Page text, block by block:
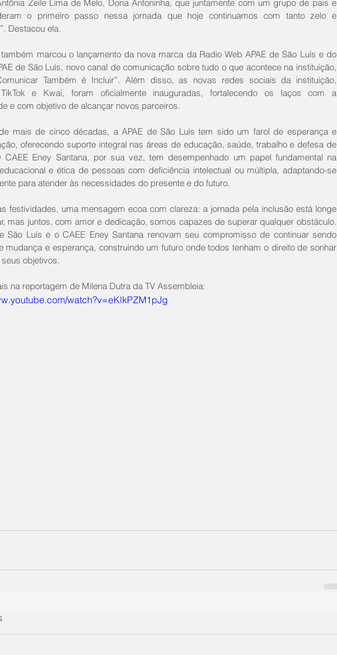
Zeile Lima de Melo, Dona Antoninha, que juntamente com um grupo de pais e
o primeiro passo nessa jornada que hoje continuamos com tanto zelo e
Destacou ela.
marcou o lançamento da nova marca da Radio Web APAE de São Luís e do
de São Luís, novo canal de comunicação sobre tudo o que acontece na instituição,
Também é Incluir”. Além disso, as novas redes sociais da instituição,
e Kwai, foram oficialmente inauguradas, fortalecendo os laços com a
e com objetivo de alcançar novos parceiros.
mais de cinco décadas, a APAE de São Luís tem sido um farol de esperança e
oferecendo suporte integral nas áreas de educação, saúde, trabalho e defesa de
CAEE Eney Santana, por sua vez, tem desempenhado um papel fundamental na
e ética de pessoas com deficiência intelectual ou múltipla, adaptando-se
para atender às necessidades do presente e do futuro.
festividades, uma mensagem ecoa com clareza: a jornada pela inclusão está longe
mas juntos, com amor e dedicação, somos capazes de superar qualquer obstáculo.
São Luís e o CAEE Eney Santana renovam seu compromisso de continuar sendo
mudança e esperança, construindo um futuro onde todos tenham o direito de sonhar
objetivos.
na reportagem de Milena Dutra da TV Assembleia:
watch?v=eKlkPZM1pJg